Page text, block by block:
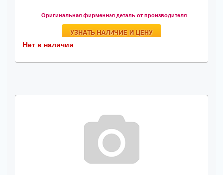
Оригинальная фирменная деталь от производителя
УЗНАТЬ НАЛИЧИЕ И ЦЕНУ
Нет в наличии